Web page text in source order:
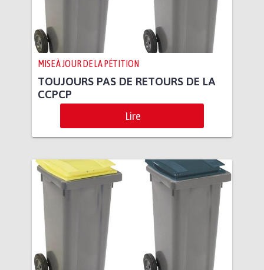
MISE À JOUR DE LA PÉTITION
TOUJOURS PAS DE RETOURS DE LA
CCPCP
Lire